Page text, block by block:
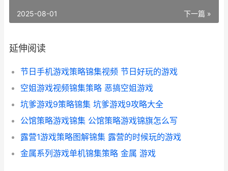
下一篇 »
2025-08-01
延伸阅读
节日手机游戏策略锦集视频 节日好玩的游戏
空姐游戏视频锦集策略 恶搞空姐游戏
坑爹游戏9策略锦集 坑爹游戏9攻略大全
公馆策略游戏锦集 公馆策略游戏锦旗怎么写
露营1游戏策略图解锦集 露营的时候玩的游戏
金属系列游戏单机锦集策略 金属 游戏